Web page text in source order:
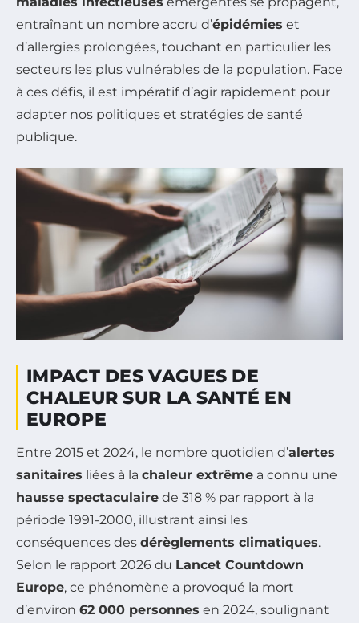
entraînant un nombre accru d’épidémies et
d’allergies prolongées, touchant en particulier les
secteurs les plus vulnérables de la population. Face
à ces défis, il est impératif d’agir rapidement pour
adapter nos politiques et stratégies de santé
publique.
IMPACT DES VAGUES DE
CHALEUR SUR LA SANTÉ EN
EUROPE
Entre 2015 et 2024, le nombre quotidien d’alertes
sanitaires liées à la chaleur extrême a connu une
hausse spectaculaire de 318 % par rapport à la
période 1991-2000, illustrant ainsi les
conséquences des dérèglements climatiques.
Selon le rapport 2026 du Lancet Countdown
Europe, ce phénomène a provoqué la mort
d’environ 62 000 personnes en 2024, soulignant